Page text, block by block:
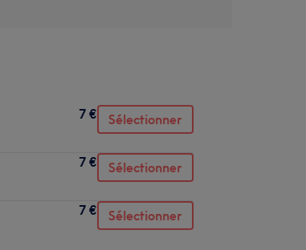
7 € Sélectionner
7 € Sélectionner
7 € Sélectionner